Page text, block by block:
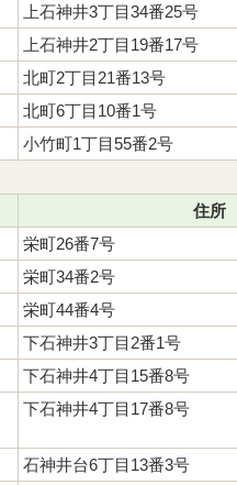
上石神井3丁目34番25号
上石神井2丁目19番17号
北町2丁目21番13号
北町6丁目10番1号
小竹町1丁目55番2号
住所
栄町26番7号
栄町34番2号
栄町44番4号
下石神井3丁目2番1号
下石神井4丁目15番8号
下石神井4丁目17番8号
石神井台6丁目13番3号